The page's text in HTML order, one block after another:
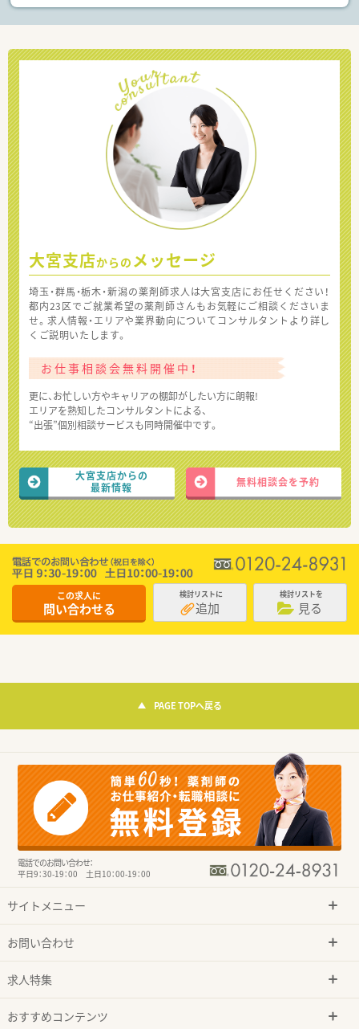
大宮支店からの メッセージ
埼玉・群馬・栃木・新潟の薬剤師求人は大宮支店にお任せください！
都内23区でご就業希望の薬剤師さんもお気軽にご相談くださいま
せ。求人情報・エリアや業界動向についてコンサルタントより詳し
くご説明いたします。
お仕事相談会無料開催中！
更に、お忙しい方やキャリアの棚卸がしたい方に朗報!
エリアを熟知したコンサルタントによる、
“出張”個別相談サービスも同時開催中です。
大宮支店からの
最新情報
無料相談会を予約
この求人に
問い合わせる
検討リストに
追加
検討リストを
見る
PAGE TOPへ戻る
電話でのお問い合わせ：
平日9：30-19：00 土日10：00-19：00
サイトメニュー
お問い合わせ
求人特集
おすすめコンテンツ